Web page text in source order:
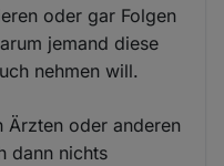
oder gar Folgen
jemand diese
nehmen will.
Ärzten oder anderen
dann nichts